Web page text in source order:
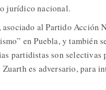
jurídico nacional.
asociado al Partido Acción
en Puebla, y también
partidistas son
es adversario, para